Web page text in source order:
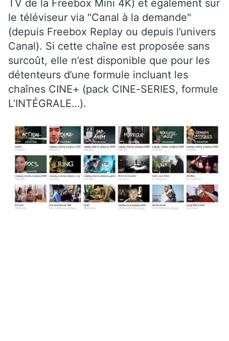
TV de la Freebox Mini 4K) et également sur
le téléviseur via "Canal à la demande"
(depuis Freebox Replay ou depuis l’univers
Canal). Si cette chaîne est proposée sans
surcoût, elle n’est disponible que pour les
détenteurs d’une formule incluant les
chaînes CINE+ (pack CINE-SERIES, formule
L’INTÉGRALE…).